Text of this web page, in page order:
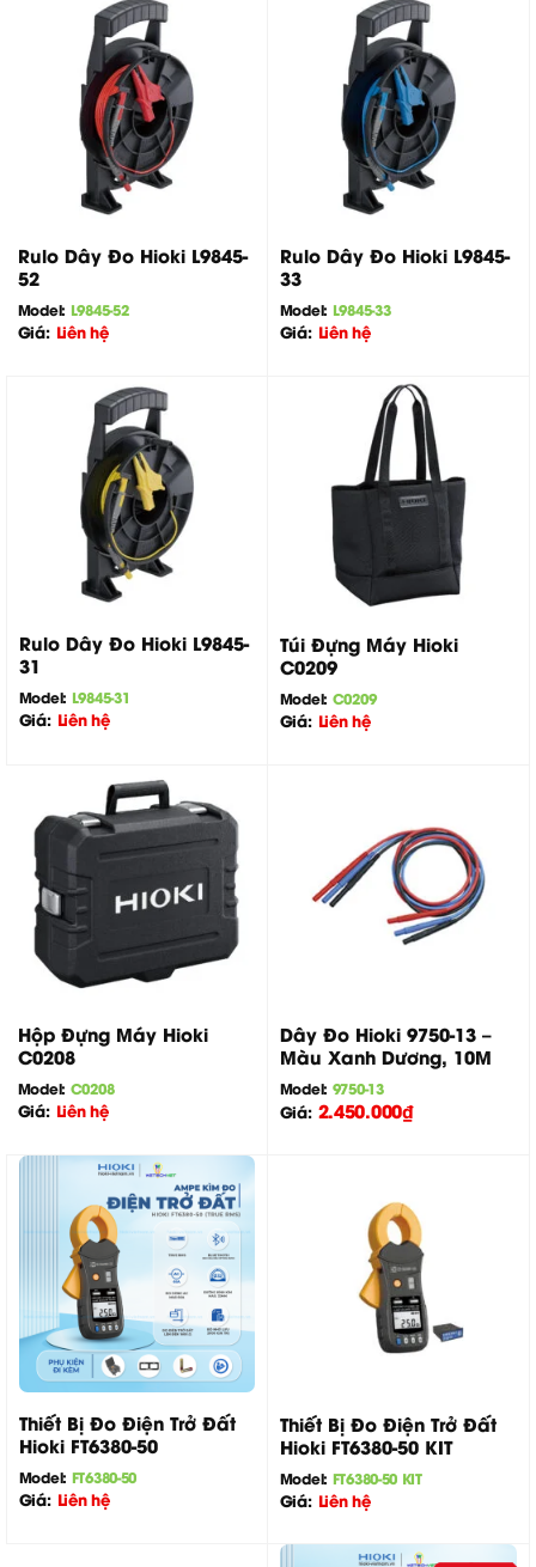
Rulo Dây Đo Hioki L9845-
52
Model: L9845-52
Giá: Liên hệ
Rulo Dây Đo Hioki L9845-
33
Model: L9845-33
Giá: Liên hệ
Rulo Dây Đo Hioki L9845-
31
Model: L9845-31
Giá: Liên hệ
Túi Đựng Máy Hioki
C0209
Model: C0209
Giá: Liên hệ
Hộp Đựng Máy Hioki
C0208
Model: C0208
Giá: Liên hệ
Dây Đo Hioki 9750-13 –
Màu Xanh Dương, 10M
Model: 9750-13
Giá: 2.450.000₫
Thiết Bị Đo Điện Trở Đất
Hioki FT6380-50
Model: FT6380-50
Giá: Liên hệ
Thiết Bị Đo Điện Trở Đất
Hioki FT6380-50 KIT
Model: FT6380-50 KIT
Giá: Liên hệ